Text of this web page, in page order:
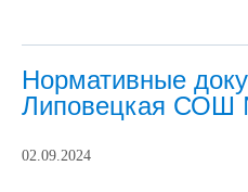
Нормативные
Липовецкая
02.09.2024